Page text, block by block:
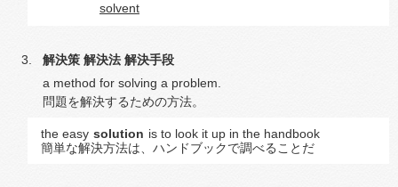
solvent
解決策 解決法 解決手段
a method for solving a problem.
問題を解決するための方法。
the easy solution is to look it up in the handbook
簡単な解決方法は、ハンドブックで調べることだ